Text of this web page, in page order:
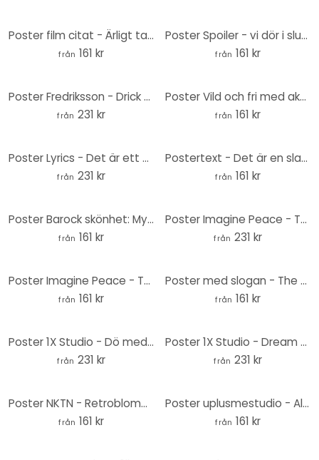
Poster film citat - Ärligt talat min kära, jag bryr mig inte ett skit
från 161 kr
Poster Spoiler - vi dör i slutändan
från 161 kr
Poster Fredriksson - Drick kaffe och gör gott - Runda
från 231 kr
Poster Vild och fri med akvarellblommor - Treechild
från 161 kr
Poster Lyrics - Det är ett slags magi - Runda
från 231 kr
Postertext - Det är en slags magi
från 161 kr
Poster Barock skönhet: Mycket försynt - Grace Digital Art
från 161 kr
Poster Imagine Peace - Två för fred och hopp - Retrodrome - Rund
från 231 kr
Poster Imagine Peace - Två för fred och hopp - Retrodrome
från 161 kr
Poster med slogan - The Miuus Studio - Gör det du älskar
från 161 kr
Poster 1X Studio - Dö med minnen - Rund
från 231 kr
Poster 1X Studio - Dream Plan Do - Rund
från 231 kr
Poster NKTN - Retroblomma: Gör det för att det gör dig glad
från 161 kr
Poster uplusmestudio - Always go for the Rainbow
från 161 kr